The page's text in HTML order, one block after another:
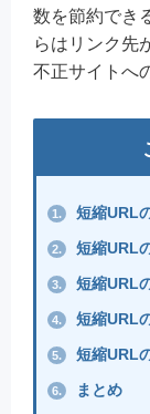
数を節約でき
らはリンク先
不正サイトへ
1. 短縮URL
2. 短縮URL
3. 短縮URL
4. 短縮URL
5. 短縮URL
6. まとめ